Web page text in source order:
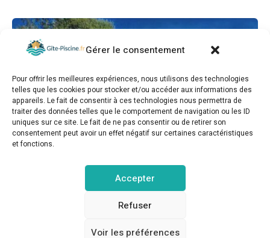
Gérer le consentement
Pour offrir les meilleures expériences, nous utilisons des technologies
telles que les cookies pour stocker et/ou accéder aux informations des
appareils. Le fait de consentir à ces technologies nous permettra de
traiter des données telles que le comportement de navigation ou les ID
uniques sur ce site. Le fait de ne pas consentir ou de retirer son
consentement peut avoir un effet négatif sur certaines caractéristiques
et fonctions.
Accepter
Refuser
Voir les préférences
privatif, piscine chauffée, prestations bien être,
vélos à 10 mn de l’océan sur 3,5 h de verdure
Rapport qualité/prix